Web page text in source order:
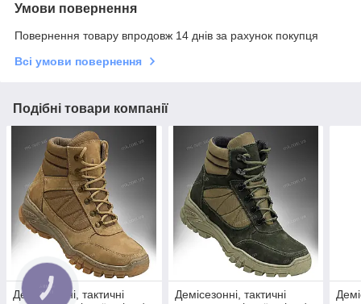
Умови повернення
Повернення товару впродовж 14 днів за рахунок покупця
Всі умови повернення
Подібні товари компанії
Демісезонні, тактичні
Демісезонні, тактичні